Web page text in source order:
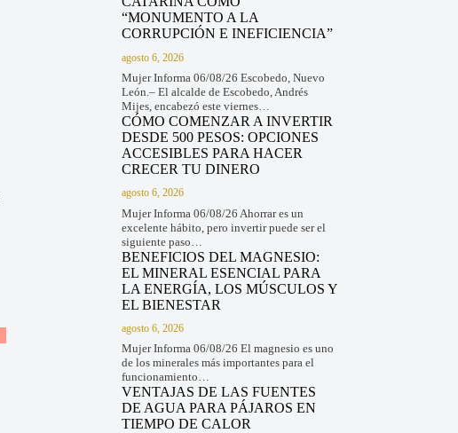
“MONUMENTO A LA
CORRUPCIÓN E INEFICIENCIA”
agosto 6, 2026
Mujer Informa 06/08/26 Escobedo, Nuevo
León.– El alcalde de Escobedo, Andrés
Mijes, encabezó este viernes…
CÓMO COMENZAR A INVERTIR
DESDE 500 PESOS: OPCIONES
ACCESIBLES PARA HACER
CRECER TU DINERO
agosto 6, 2026
Mujer Informa 06/08/26 Ahorrar es un
excelente hábito, pero invertir puede ser el
siguiente paso…
BENEFICIOS DEL MAGNESIO:
EL MINERAL ESENCIAL PARA
LA ENERGÍA, LOS MÚSCULOS Y
EL BIENESTAR
agosto 6, 2026
Mujer Informa 06/08/26 El magnesio es uno
de los minerales más importantes para el
funcionamiento…
VENTAJAS DE LAS FUENTES
DE AGUA PARA PÁJAROS EN
TIEMPO DE CALOR